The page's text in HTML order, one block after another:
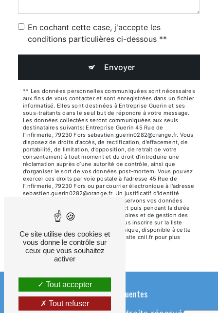
En cochant cette case, j'accepte les
conditions particulières ci-dessous **
Envoyer
** Les données personnelles communiquées sont nécessaires
aux fins de vous contacter et sont enregistrées dans un fichier
informatisé. Elles sont destinées à Entreprise Guerin et ses
sous-traitants dans le seul but de répondre à votre message.
Les données collectées seront communiquées aux seuls
destinataires suivants: Entreprise Guerin 45 Rue de
l'Infirmerie, 79230 Fors sebastien.guerin0282@orange.fr. Vous
disposez de droits d’accès, de rectification, d’effacement, de
portabilité, de limitation, d’opposition, de retrait de votre
consentement à tout moment et du droit d’introduire une
réclamation auprès d’une autorité de contrôle, ainsi que
d’organiser le sort de vos données post-mortem. Vous pouvez
exercer ces droits par voie postale à l'adresse 45 Rue de
l'Infirmerie, 79230 Fors ou par courrier électronique à l'adresse
sebastien.guerin0282@orange.fr. Un justificatif d'identité
pourra vous être demandé. Nous conservons vos données
pendant la période de prise de contact puis pendant la durée
de prescription légale aux fins probatoires et de gestion des
contentieux. Vous avez le droit de vous inscrire sur la liste
d'opposition au démarchage téléphonique, disponible à cette
adresse: Bloctel.gouv.fr. Consultez le site cnil.fr pour plus
d’informations sur vos droits.
Recherches fréquentes
Ce site utilise des cookies et
vous donne le contrôle sur
ceux que vous souhaitez
activer
Tout accepter
Tout refuser